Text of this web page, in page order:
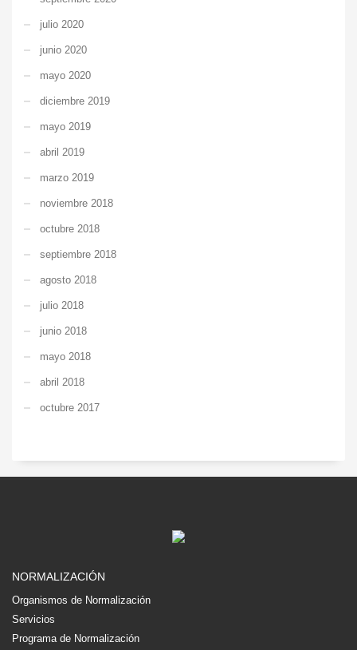
julio 2020
junio 2020
mayo 2020
diciembre 2019
mayo 2019
abril 2019
marzo 2019
noviembre 2018
octubre 2018
septiembre 2018
agosto 2018
julio 2018
junio 2018
mayo 2018
abril 2018
octubre 2017
NORMALIZACIÓN
Organismos de Normalización
Servicios
Programa de Normalización